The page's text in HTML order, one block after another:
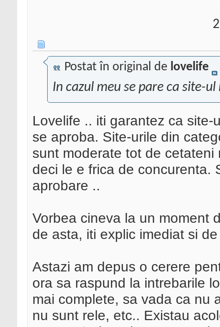
Postat în original de lovelife
In cazul meu se pare ca site-
Lovelife .. iti garantez ca
se aproba. Site-urile din
sunt moderate tot de
deci le e frica de concurenta.
aprobare ..
Vorbea cineva la un moment
de asta, iti explic imediat si
Astazi am depus o cerere
ora sa raspund la intrebarile
mai complete, sa vada ca nu
nu sunt rele, etc.. Existau